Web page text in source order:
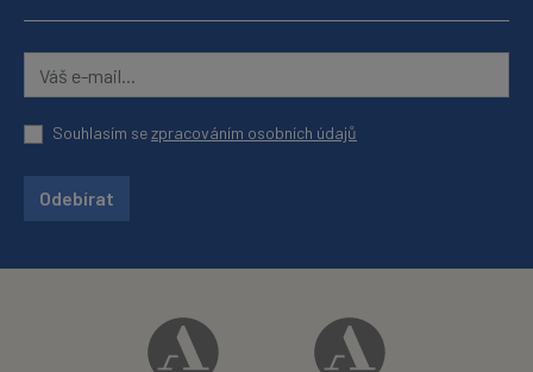
Souhlasím sezpracováním osobních údajů
Odebírat